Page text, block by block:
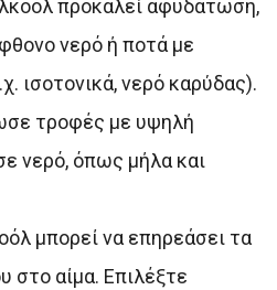
προκαλεί αφυδάτωση,
νερό ή ποτά με
ισοτονικά, νερό καρύδας).
τροφές με υψηλή
νερό, όπως μήλα και
μπορεί να επηρεάσει τα
στο αίμα. Επιλέξτε